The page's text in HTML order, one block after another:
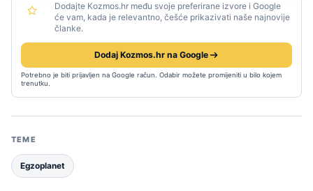
Dodajte Kozmos.hr među svoje preferirane izvore i Google
će vam, kada je relevantno, češće prikazivati naše najnovije
članke.
Dodaj Kozmos.hr na Google
Potrebno je biti prijavljen na Google račun. Odabir možete promijeniti u bilo kojem
trenutku.
TEME
Egzoplanet